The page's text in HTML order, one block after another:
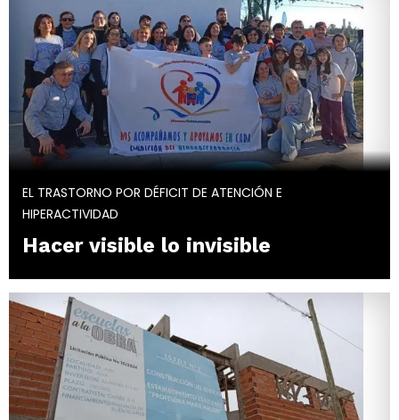
EL TRASTORNO POR DÉFICIT DE ATENCIÓN E
HIPERACTIVIDAD
Hacer visible lo invisible